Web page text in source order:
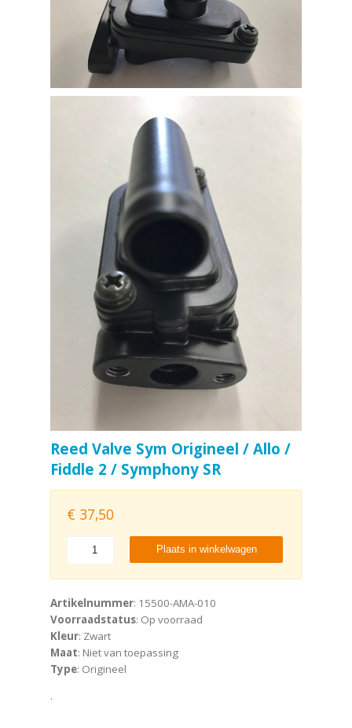
Reed Valve Sym Origineel / Allo /
Fiddle 2 / Symphony SR
€ 37,50
Plaats in winkelwagen
Artikelnummer: 15500-AMA-010
Voorraadstatus: Op voorraad
Kleur: Zwart
Maat: Niet van toepassing
Type: Origineel
.